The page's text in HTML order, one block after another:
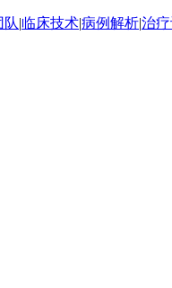
队|临床技术|病例解析|治